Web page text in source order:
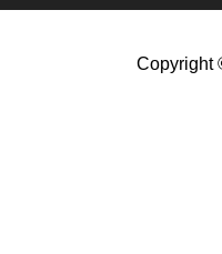
Copyright